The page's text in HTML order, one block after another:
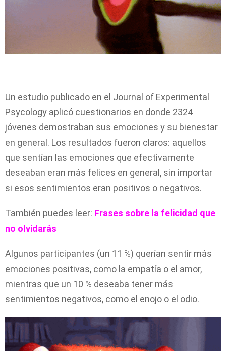
Un estudio publicado en el Journal of Experimental
Psycology aplicó cuestionarios en donde 2324
jóvenes demostraban sus emociones y su bienestar
en general. Los resultados fueron claros: aquellos
que sentían las emociones que efectivamente
deseaban eran más felices en general, sin importar
si esos sentimientos eran positivos o negativos.
También puedes leer: Frases sobre la felicidad que
no olvidarás
Algunos participantes (un 11 %) querían sentir más
emociones positivas, como la empatía o el amor,
mientras que un 10 % deseaba tener más
sentimientos negativos, como el enojo o el odio.